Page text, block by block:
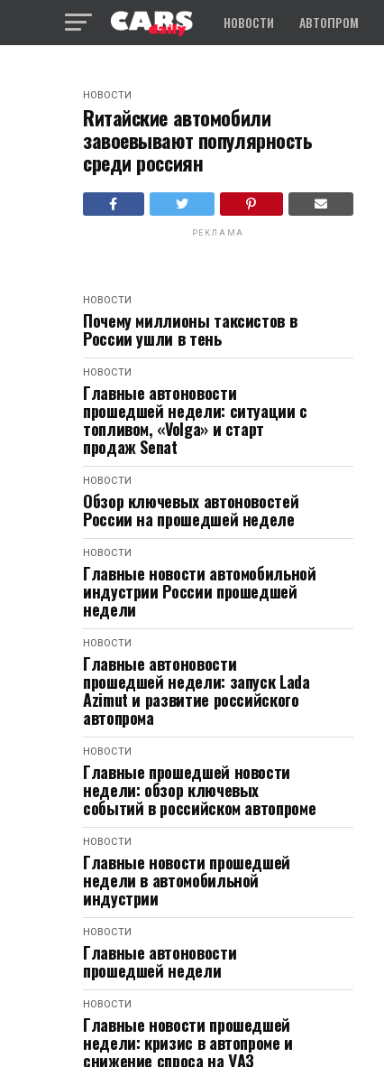
НОВОСТИ АВТОПРОМ
НОВОСТИ
Rитайские автомобили
завоевывают популярность
среди россиян
РЕКЛАМА
НОВОСТИ
Почему миллионы таксистов в
России ушли в тень
НОВОСТИ
Главные автоновости
прошедшей недели: ситуации с
топливом, «Volga» и старт
продаж Senat
НОВОСТИ
Обзор ключевых автоновостей
России на прошедшей неделе
НОВОСТИ
Главные новости автомобильной
индустрии России прошедшей
недели
НОВОСТИ
Главные автоновости
прошедшей недели: запуск Lada
Azimut и развитие российского
автопрома
НОВОСТИ
Главные прошедшей новости
недели: обзор ключевых
событий в российском автопроме
НОВОСТИ
Главные новости прошедшей
недели в автомобильной
индустрии
НОВОСТИ
Главные автоновости
прошедшей недели
НОВОСТИ
Главные новости прошедшей
недели: кризис в автопроме и
снижение спроса на УАЗ